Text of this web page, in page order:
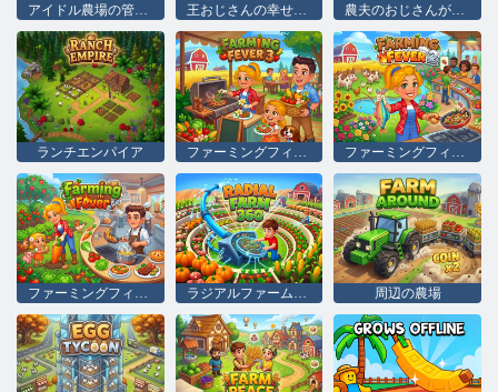
アイドル農場の管理人 2 王おじさんの幸せな生活 農夫のおじさんが行方不明の子供を探す
ランチエンパイア
ファーミングフィーバー ラジアルファーム360 周辺の農場